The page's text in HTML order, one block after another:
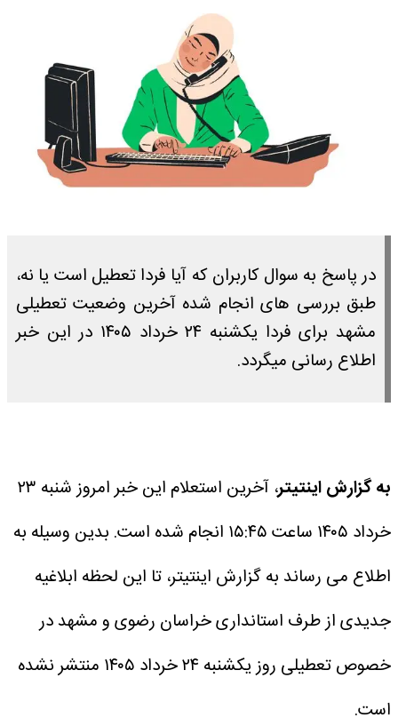
در پاسخ به سوال کاربران که آیا فردا تعطیل است یا نه،
طبق بررسی های انجام شده آخرین وضعیت تعطیلی
مشهد برای فردا یکشنبه ۲۴ خرداد ۱۴۰۵ در این خبر
اطلاع رسانی میگردد.
به گزارش اینتیتر
، آخرین استعلام این خبر امروز شنبه ۲۳
خرداد ۱۴۰۵ ساعت ۱۵:۴۵ انجام شده است.
بدین وسیله به
اطلاع می رساند به گزارش اینتیتر، تا این لحظه ابلاغیه
جدیدی از طرف استانداری خراسان رضوی و مشهد در
خصوص تعطیلی روز یکشنبه ۲۴ خرداد ۱۴۰۵ منتشر نشده
است.